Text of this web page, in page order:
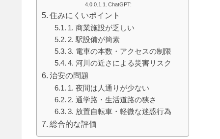
ChatGPT:
住みにくいポイント
1. 商業施設が乏しい
2. 駅設備が簡素
3. 電車の本数・アクセスの制限
4. 河川の近さによる災害リスク
治安の問題
1. 夜間は人通りが少ない
2. 通学路・生活道路の狭さ
3. 放置自転車・軽微な迷惑行為
総合的な評価